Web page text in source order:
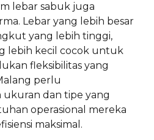
lebar sabuk juga
Lebar yang lebih besar
yang lebih tinggi,
lebih kecil cocok untuk
fleksibilitas yang
perlu
dan tipe yang
operasional mereka
maksimal.